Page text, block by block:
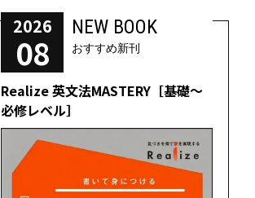
2026
08
NEW BOOK
おすすめ新刊
Realize 英文法MASTERY［基礎～
必修レベル］